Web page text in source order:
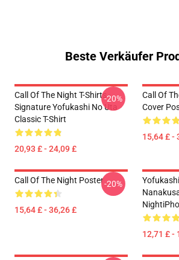
Beste Verkäufer
Call Of The Night T-Shirts -
Signature Yofukashi No Uta
Classic T-Shirt
20,93 £ - 24,09 £
-20%
Call Of
Cover
15,64 £ -
Call Of The Night Poster
15,64 £ - 36,26 £
-20%
12,71 £ -